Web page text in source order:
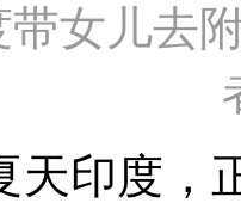
女儿去
天印度